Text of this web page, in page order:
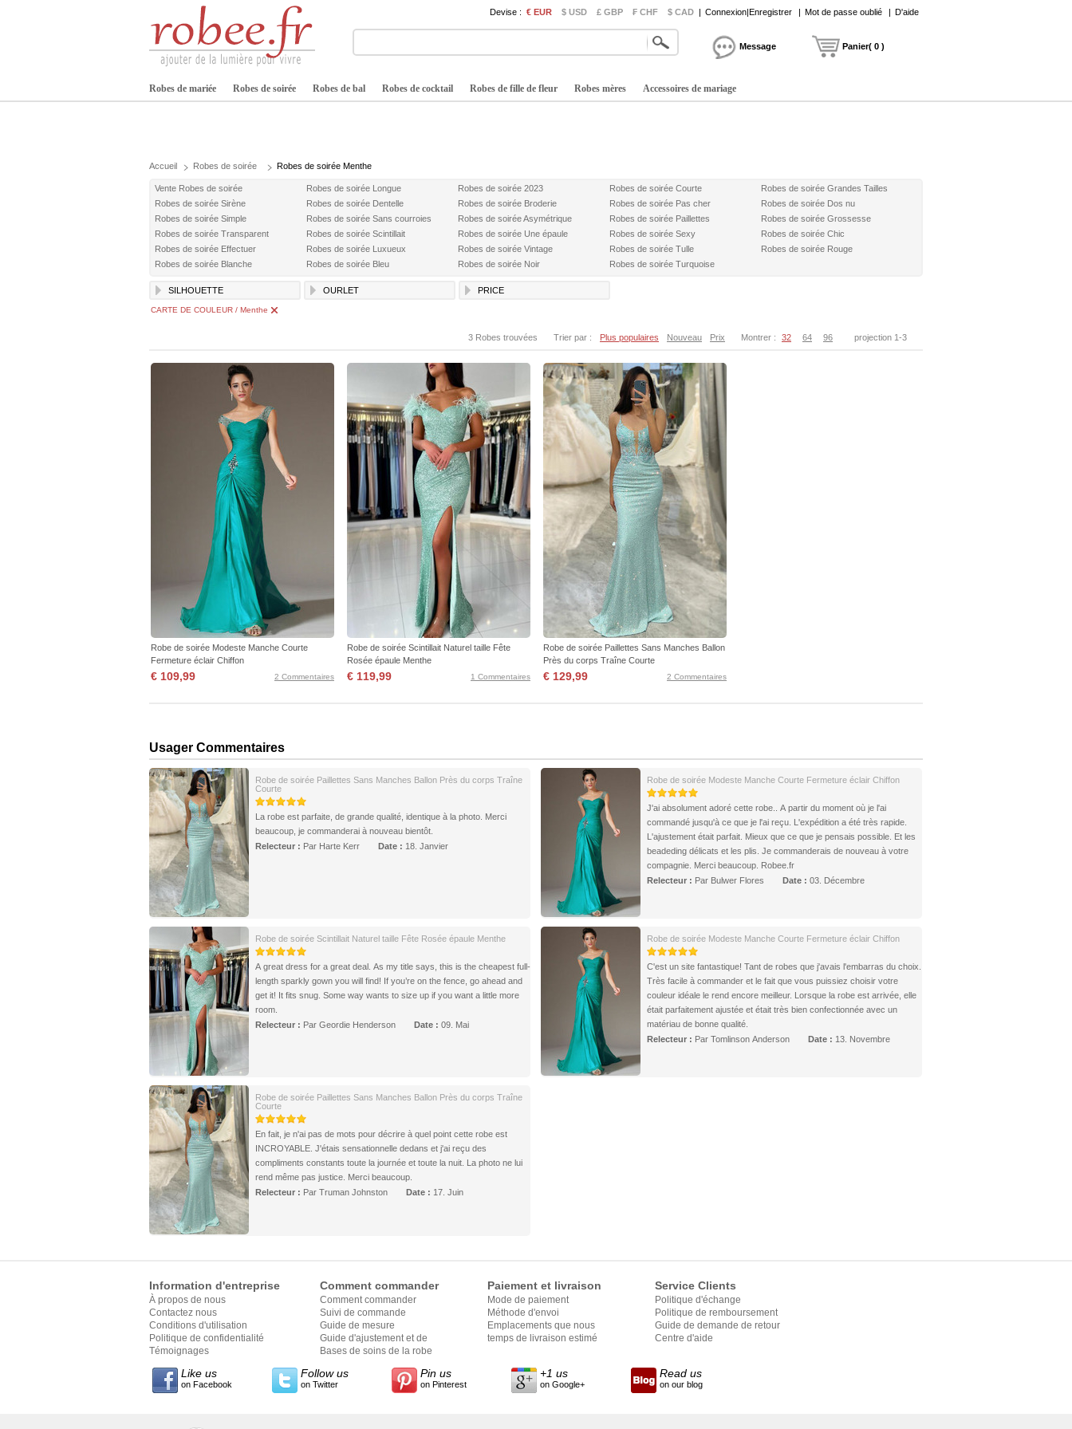
Devise : € EUR $ USD £ GBP ₣ CHF $ CAD | Connexion|Enregistrer | Mot de passe oublié | D'aide
Message Panier( 0 )
Robes de mariée Robes de soirée Robes de bal Robes de cocktail Robes de fille de fleur Robes mères Accessoires de mariage
Accueil Robes de soirée Robes de soirée Menthe
Vente Robes de soirée Robes de soirée Longue Robes de soirée 2023 Robes de soirée Courte
Robes de soirée Grandes Tailles
Robes de soirée Sirène
Robes de soirée Dentelle Robes de soirée Broderie Robes de soirée Pas cher
Robes de soirée Dos nu
Robes de soirée Simple
Robes de soirée Sans courroies Robes de soirée Asymétrique Robes de soirée Paillettes
Robes de soirée Grossesse
Robes de soirée Transparent
Robes de soirée Scintillait Robes de soirée Une épaule Robes de soirée Sexy
Robes de soirée Chic
Robes de soirée Effectuer
Robes de soirée Luxueux Robes de soirée Vintage Robes de soirée Tulle
Robes de soirée Rouge
Robes de soirée Blanche
Robes de soirée Bleu Robes de soirée Noir Robes de soirée Turquoise
SILHOUETTE OURLET PRICE
CARTE DE COULEUR / Menthe
3 Robes trouvées Trier par : Plus populaires Nouveau Prix Montrer : 32 64 96 projection 1-3
Robe de soirée Modeste Manche Courte
Fermeture éclair Chiffon
€ 109,99 2 Commentaires
Robe de soirée Scintillait Naturel taille Fête
Rosée épaule Menthe
€ 119,99 1 Commentaires
Robe de soirée Paillettes Sans Manches Ballon
Près du corps Traîne Courte
€ 129,99 2 Commentaires
Usager Commentaires
Robe de soirée Paillettes Sans Manches Ballon Près du corps Traîne
Courte
La robe est parfaite, de grande qualité, identique à la photo. Merci
beaucoup, je commanderai à nouveau bientôt.
Relecteur : Par Harte Kerr Date : 18. Janvier
Robe de soirée Scintillait Naturel taille Fête Rosée épaule Menthe
A great dress for a great deal. As my title says, this is the cheapest full-
length sparkly gown you will find! If you’re on the fence, go ahead and
get it! It fits snug. Some way wants to size up if you want a little more
room.
Relecteur : Par Geordie Henderson Date : 09. Mai
Robe de soirée Paillettes Sans Manches Ballon Près du corps Traîne
Courte
En fait, je n'ai pas de mots pour décrire à quel point cette robe est
INCROYABLE. J'étais sensationnelle dedans et j'ai reçu des
compliments constants toute la journée et toute la nuit. La photo ne lui
rend même pas justice. Merci beaucoup.
Relecteur : Par Truman Johnston Date : 17. Juin
Robe de soirée Modeste Manche Courte Fermeture éclair Chiffon
J'ai absolument adoré cette robe.. A partir du moment où je l'ai
commandé jusqu'à ce que je l'ai reçu. L'expédition a été très rapide.
L'ajustement était parfait. Mieux que ce que je pensais possible. Et les
beadeding délicats et les plis. Je commanderais de nouveau à votre
compagnie. Merci beaucoup. Robee.fr
Relecteur : Par Bulwer Flores Date : 03. Décembre
Robe de soirée Modeste Manche Courte Fermeture éclair Chiffon
C'est un site fantastique! Tant de robes que j'avais l'embarras du choix.
Très facile à commander et le fait que vous puissiez choisir votre
couleur idéale le rend encore meilleur. Lorsque la robe est arrivée, elle
était parfaitement ajustée et était très bien confectionnée avec un
matériau de bonne qualité.
Relecteur : Par Tomlinson Anderson Date : 13. Novembre
Information d'entreprise
À propos de nous
Contactez nous
Conditions d'utilisation
Politique de confidentialité
Témoignages
Comment commander
Comment commander
Suivi de commande
Guide de mesure
Guide d'ajustement et de
style
Bases de soins de la robe
Paiement et livraison
Mode de paiement
Méthode d'envoi
Emplacements que nous
expédions
temps de livraison estimé
Service Clients
Politique d'échange
Politique de remboursement
Guide de demande de retour
Centre d'aide
Like us
on Facebook
Follow us
on Twitter
Pin us
on Pinterest
+1 us
on Google+
Read us
on our blog